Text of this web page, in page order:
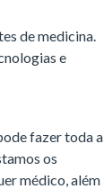
de medicina.
e
fazer toda a
os
médico, além